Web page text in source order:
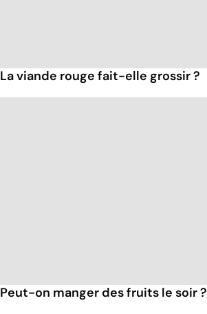
La viande rouge fait-elle grossir ?
Peut-on manger des fruits le soir ?